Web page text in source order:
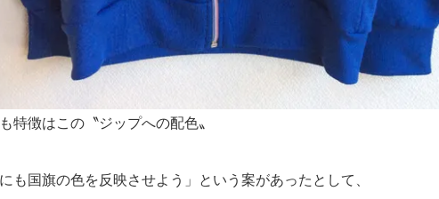
特徴はこの〝ジップへの配色〟
も国旗の色を反映させよう」という案があったとして、